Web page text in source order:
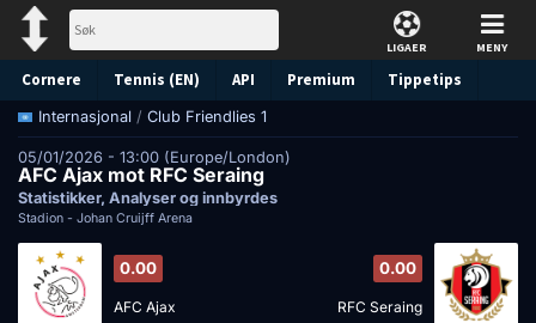
LIGAER MENY
Cornere Tennis (EN) API Premium Tippetips
Internasjonal / Club Friendlies 1
05/01/2026 - 13:00 (Europe/London)
AFC Ajax mot RFC Seraing
Statistikker, Analyser og innbyrdes
Stadion - Johan Cruijff Arena
0.00
AFC Ajax
0.00
RFC Seraing